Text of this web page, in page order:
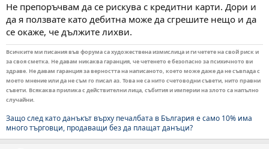
Не препоръчвам да се рискува с кредитни карти. Дори и
да я ползвате като дебитна може да сгрешите нещо и да
се окаже, че дължите лихви.
Всичките ми писания във форума са художествена измислица и ги четете на свой риск и
за своя сметка. Не давам никаква гаранция, че четенето е безопасно за психичното ви
здраве. Не давам гаранция за верността на написаното, което може даже да не съвпада с
моето мнение или да не съм го писал аз. Това не са нито счетоводни съвети, нито правни
съвети. Всякаква прилика с действителни лица, събития и империи на злото са напълно
случайни.
Защо след като данъкът върху печалбата в България е само 10% има
много търговци, продаващи без да плащат данъци?